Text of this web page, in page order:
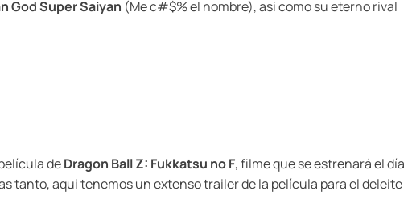
God Super Saiyan (Me c#$% el nombre), asi como su eterno rival
deDragon Ball Z: Fukkatsu no F, filme que se estrenará el día
tanto, aqui tenemos un extenso trailer de la película para el deleite